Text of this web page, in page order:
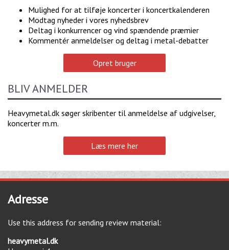
Mulighed for at tilføje koncerter i koncertkalenderen
Modtag nyheder i vores nyhedsbrev
Deltag i konkurrencer og vind spændende præmier
Kommentér anmeldelser og deltag i metal-debatter
Opret bruger
BLIV ANMELDER
Heavymetal.dk søger skribenter til anmeldelse af udgivelser,
koncerter m.m.
Læs mere her
Adresse
Use this address for sending review material:
heavymetal.dk